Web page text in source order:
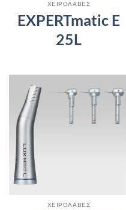
ΧΕΙΡΟΛΑΒΕΣ
EXPERTmatic E
25L
ΧΕΙΡΟΛΑΒΕΣ